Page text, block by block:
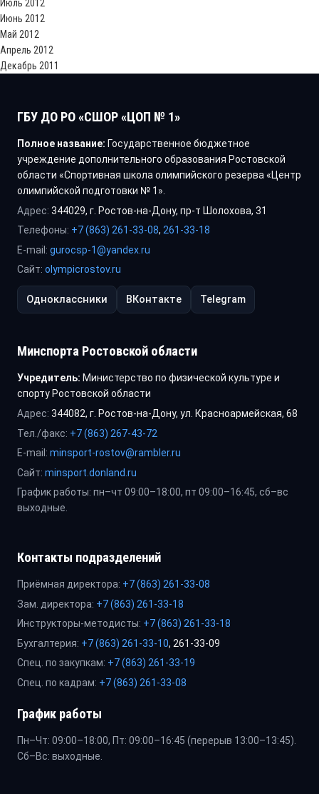
Июль 2012
Июнь 2012
Май 2012
Апрель 2012
Декабрь 2011
ГБУ ДО РО «СШОР «ЦОП № 1»
Полное название: Государственное бюджетное
учреждение дополнительного образования Ростовской
области «Спортивная школа олимпийского резерва «Центр
олимпийской подготовки № 1».
Адрес: 344029, г. Ростов-на-Дону, пр-т Шолохова, 31
Телефоны: +7 (863) 261-33-08, 261-33-18
E-mail: gurocsp-1@yandex.ru
Сайт: olympicrostov.ru
Одноклассники ВКонтакте Telegram
Минспорта Ростовской области
Учредитель: Министерство по физической культуре и
спорту Ростовской области
Адрес: 344082, г. Ростов-на-Дону, ул. Красноармейская, 68
Тел./факс: +7 (863) 267-43-72
E-mail: minsport-rostov@rambler.ru
Сайт: minsport.donland.ru
График работы: пн–чт 09:00–18:00, пт 09:00–16:45, сб–вс
выходные.
Контакты подразделений
Приёмная директора: +7 (863) 261-33-08
Зам. директора: +7 (863) 261-33-18
Инструкторы-методисты: +7 (863) 261-33-18
Бухгалтерия: +7 (863) 261-33-10, 261-33-09
Спец. по закупкам: +7 (863) 261-33-19
Спец. по кадрам: +7 (863) 261-33-08
График работы
Пн–Чт: 09:00–18:00, Пт: 09:00–16:45 (перерыв 13:00–13:45).
Сб–Вс: выходные.